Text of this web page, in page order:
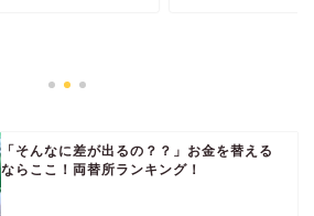
「そんなに差が出るの？？」お金を替える
ならここ！両替所ランキング！